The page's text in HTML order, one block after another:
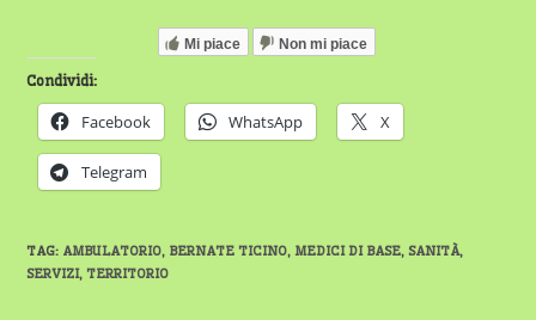
Mi piace Non mi piace
Condividi:
Facebook WhatsApp X
Telegram
TAG: AMBULATORIO, BERNATE TICINO, MEDICI DI BASE, SANITÀ,
SERVIZI, TERRITORIO